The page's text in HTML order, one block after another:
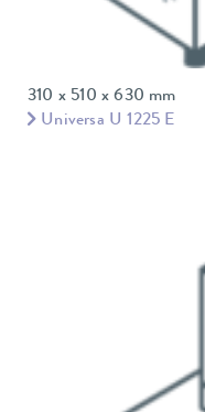
310 x 510 x 630 mm
Universa U 1225 E